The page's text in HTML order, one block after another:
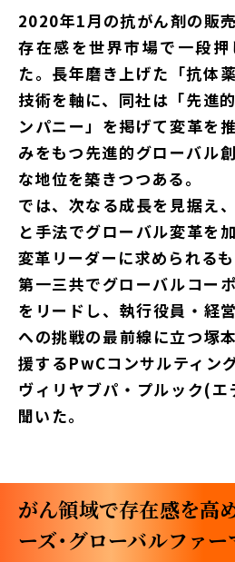
2020年1月の抗がん剤の販
存在感を世界市場で一段
た。長年磨き上げた「抗体
技術を軸に、同社は「先進
ンパニー」を掲げて変革を
みをもつ先進的グローバル
な地位を築きつつある。
では、次なる成長を見据え
と手法でグローバル変革を
変革リーダーに求められるも
第一三共でグローバルコー
をリードし、執行役員・経
への挑戦の最前線に立つ塚
援するPwCコンサルティン
ヴィリヤブパ・プルック(
聞いた。
がん領域で存在感を高
ーズ・グローバルファー